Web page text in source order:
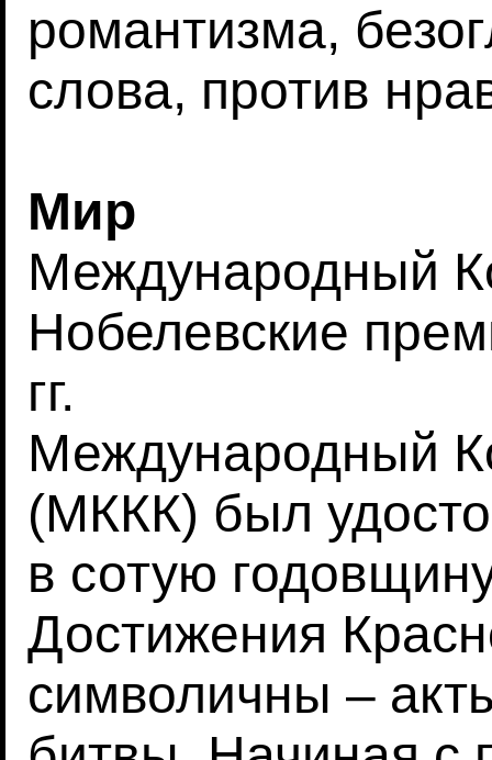
романтизма,
слова, против
Мир
Международный
Нобелевские
гг.
Международный
(МККК) был
в сотую
Достижения
символичны –